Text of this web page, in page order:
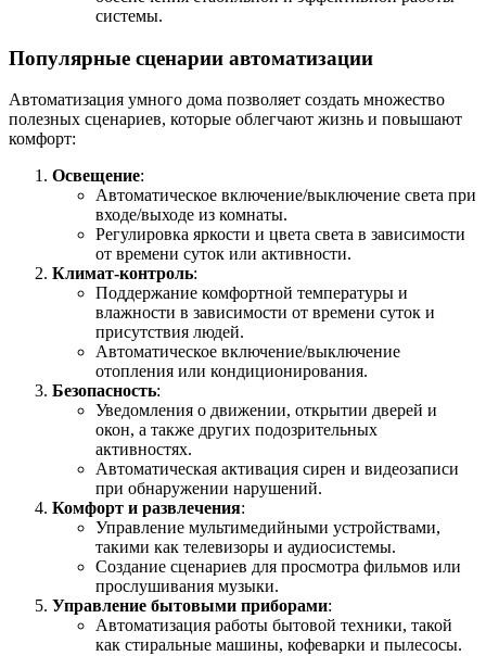
системы.
Популярные сценарии автоматизации
Автоматизация умного дома позволяет создать множество
полезных сценариев, которые облегчают жизнь и повышают
комфорт:
Освещение:
Автоматическое включение/выключение света при
входе/выходе из комнаты.
Регулировка яркости и цвета света в зависимости
от времени суток или активности.
Климат-контроль:
Поддержание комфортной температуры и
влажности в зависимости от времени суток и
присутствия людей.
Автоматическое включение/выключение
отопления или кондиционирования.
Безопасность:
Уведомления о движении, открытии дверей и
окон, а также других подозрительных
активностях.
Автоматическая активация сирен и видеозаписи
при обнаружении нарушений.
Комфорт и развлечения:
Управление мультимедийными устройствами,
такими как телевизоры и аудиосистемы.
Создание сценариев для просмотра фильмов или
прослушивания музыки.
Управление бытовыми приборами:
Автоматизация работы бытовой техники, такой
как стиральные машины, кофеварки и пылесосы.